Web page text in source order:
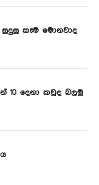
කෑම මොනවාද
10 දෙනා කවුද බලමු